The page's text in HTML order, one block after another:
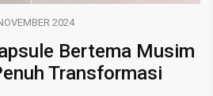
2024
Bertema Musim
Transformasi